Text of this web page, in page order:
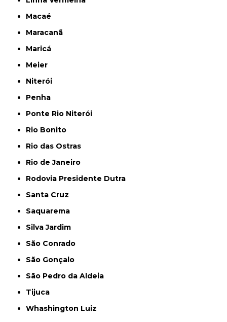
Macaé
Maracanã
Maricá
Meier
Niterói
Penha
Ponte Rio Niterói
Rio Bonito
Rio das Ostras
Rio de Janeiro
Rodovia Presidente Dutra
Santa Cruz
Saquarema
Silva Jardim
São Conrado
São Gonçalo
São Pedro da Aldeia
Tijuca
Whashington Luiz